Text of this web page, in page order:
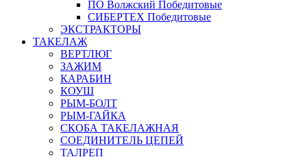
ПО Волжский Победитовые
СИБЕРТЕХ Победитовые
ЭКСТРАКТОРЫ
ТАКЕЛАЖ
ВЕРТЛЮГ
ЗАЖИМ
КАРАБИН
КОУШ
РЫМ-БОЛТ
РЫМ-ГАЙКА
СКОБА ТАКЕЛАЖНАЯ
СОЕДИНИТЕЛЬ ЦЕПЕЙ
ТАЛРЕП